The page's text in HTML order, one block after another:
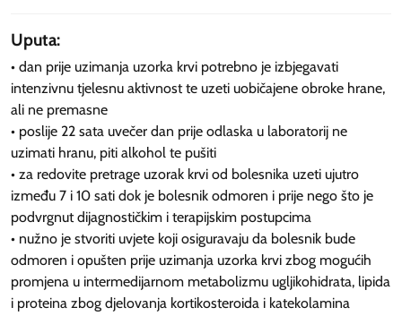
Uputa:
• dan prije uzimanja uzorka krvi potrebno je izbjegavati
intenzivnu tjelesnu aktivnost te uzeti uobičajene obroke hrane,
ali ne premasne
• poslije 22 sata uvečer dan prije odlaska u laboratorij ne
uzimati hranu, piti alkohol te pušiti
• za redovite pretrage uzorak krvi od bolesnika uzeti ujutro
između 7 i 10 sati dok je bolesnik odmoren i prije nego što je
podvrgnut dijagnostičkim i terapijskim postupcima
• nužno je stvoriti uvjete koji osiguravaju da bolesnik bude
odmoren i opušten prije uzimanja uzorka krvi zbog mogućih
promjena u intermedijarnom metabolizmu ugljikohidrata, lipida
i proteina zbog djelovanja kortikosteroida i katekolamina